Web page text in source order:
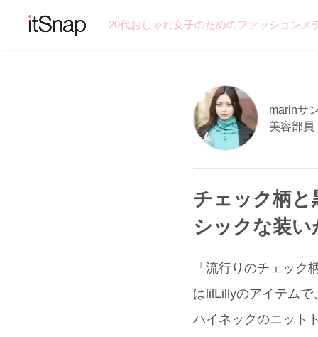
20代おしゃれ女子のためのファッション
marinサ
美容部員
チェック柄
シックな装
「流行りのチェッ
はlilLillyのアイテム
ハイネックのニット